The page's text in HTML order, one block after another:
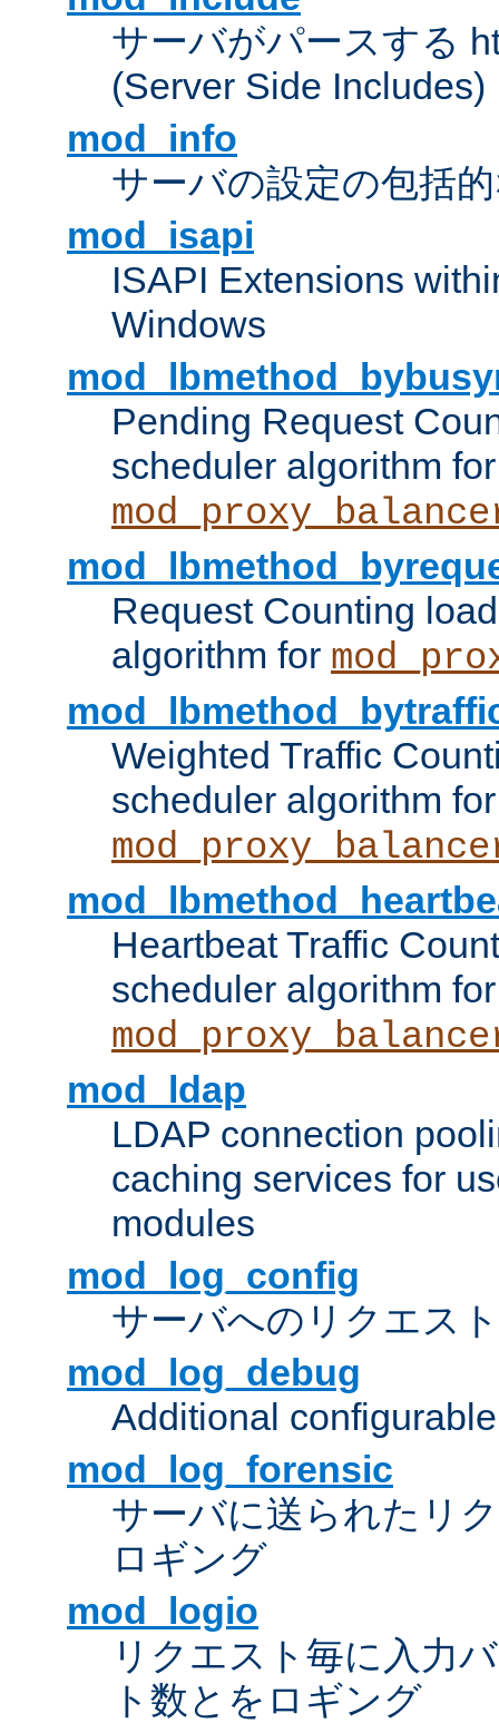
サーバがパースする
(Server Side Includes)
mod_info
サーバの設定の包括
mod_isapi
ISAPI Extensions
Windows
Pending Request
scheduler algorithm for
Request Counting
algorithm for
Weighted Traffic
scheduler algorithm for
Heartbeat Traffic
scheduler algorithm for
mod_ldap
LDAP connection
caching services for
modules
mod_log_config
サーバへのリクエス
mod_log_debug
Additional
mod_log_forensic
サーバに送られたリ
ロギング
mod_logio
リクエスト毎に入力
ト数とをロギング